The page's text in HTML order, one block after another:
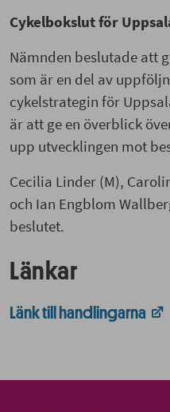
Cykelbokslut för
Nämnden beslutade att
som är en del av
cykelstrategin för
är att ge en överblick
upp utvecklingen mot
Cecilia Linder (M),
och Ian Engblom
beslutet.
Länkar
Länk till handlingarna